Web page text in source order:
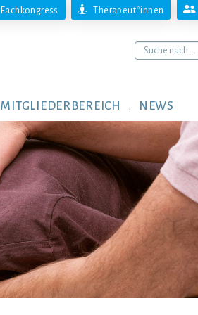
Fachkongress Therapeut*innen
MITGLIEDERBEREICH NEWS